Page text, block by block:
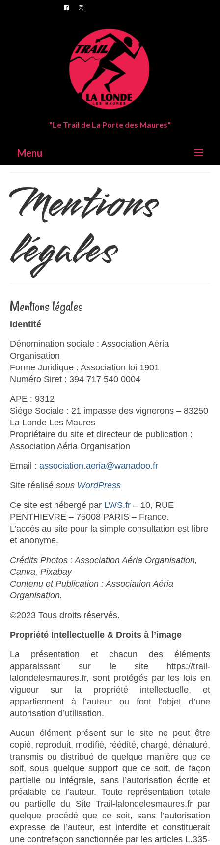
"Le Trail de La Porte des Maures"
Menu
Parcours
Inscriptions
La Londe Les Maures
Partenaires
Actualités
Mentions
légales
Mentions légales
Identité
Dénomination sociale : Association Aéria
Organisation
Forme Juridique : Association loi 1901
Numéro Siret : 394 717 540 0004
APE : 9312
Siège Sociale : 21 impasse des vignerons – 83250
La Londe Les Maures
Propriétaire du site et directeur de publication :
Association Aéria Organisation
Email : association.aeria@wanadoo.fr
Site réalisé sous WordPress
Ce site est hébergé par LWS.fr – 10, RUE
PENTHIEVRE – 75008 PARIS – France.
L’accès au site pour la simple consultation est libre
et anonyme.
Crédits Photos : Association Aéria Organisation,
Canva, Pixabay
Contenu et Publication : Association Aéria
Organisation.
©2023 Tous droits réservés.
Propriété Intellectuelle & Droits à l’image
La présentation et chacun des éléments
apparaissant sur le site https://trail-
lalondelesmaures.fr, sont protégés par les lois en
vigueur sur la propriété intellectuelle, et
appartiennent à l’auteur ou font l’objet d’une
autorisation d’utilisation.
Aucun élément présent sur le site ne peut être
copié, reproduit, modifié, réédité, chargé, dénaturé,
transmis ou distribué de quelque manière que ce
soit, sous quelque support que ce soit, de façon
partielle ou intégrale, sans l’autorisation écrite et
préalable de l’auteur. Toute représentation totale
ou partielle du Site Trail-lalondelesmaures.fr par
quelque procédé que ce soit, sans l’autorisation
expresse de l’auteur, est interdite et constituerait
une contrefaçon sanctionnée par les articles L.335-